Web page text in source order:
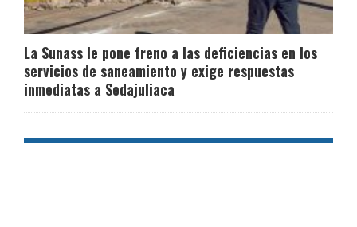
La Sunass le pone freno a las deficiencias en los
servicios de saneamiento y exige respuestas
inmediatas a Sedajuliaca